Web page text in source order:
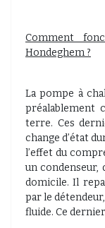
Comment
Hondeghem ?
La pompe à
préalablement
terre. Ces
change d’état
l’effet du
un condenseur,
domicile. Il
par le
fluide. Ce